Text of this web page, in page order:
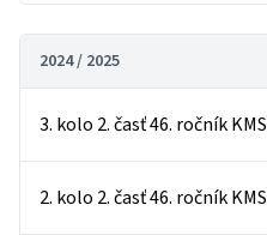
2024 / 2025
3. kolo 2. časť 46. ročník KMS
2. kolo 2. časť 46. ročník KMS